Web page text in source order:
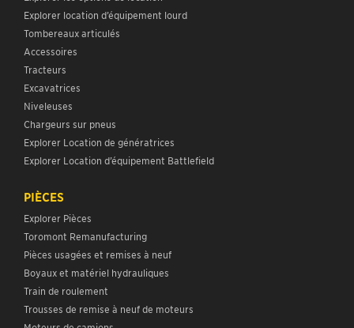
Explorer location d’équipement lourd
Tombereaux articulés
Accessoires
Tracteurs
Excavatrices
Niveleuses
Chargeurs sur pneus
Explorer Location de génératrices
Explorer Location d’équipement Battlefield
PIÈCES
Explorer Pièces
Toromont Remanufacturing
Pièces usagées et remises à neuf
Boyaux et matériel hydrauliques
Train de roulement
Trousses de remise à neuf de moteurs